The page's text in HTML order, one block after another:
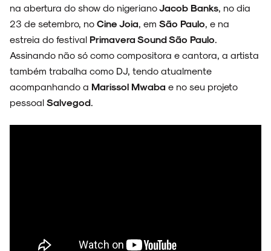
FAIXA A FAIXA
NOVIDADES
na abertura do show do nigerianoJacob Banks , no dia
23 de setembro, no Cine Joia , em São Paulo , e na
estreia do festival Primavera Sound São Paulo
Assinando não só como compositora e cantora, a artista
também trabalha como DJ, tendo atualmente
acompanhando a Marissol Mwaba e no seu projeto
pessoal Salvegod